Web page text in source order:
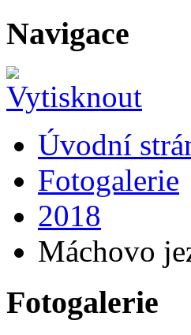
Navigace
Úvodní
Fotogalerie
2018
Máchovo
Fotogalerie